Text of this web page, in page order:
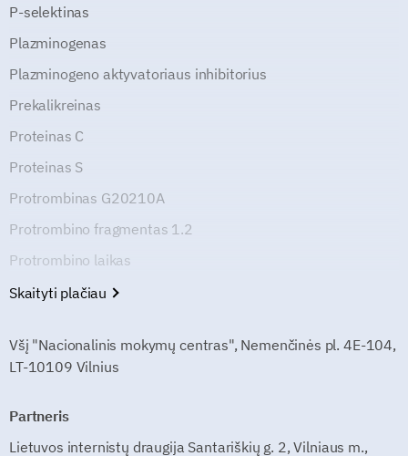
P-selektinas
Plazminogenas
Plazminogeno aktyvatoriaus inhibitorius
Prekalikreinas
Proteinas C
Proteinas S
Protrombinas G20210A
Protrombino fragmentas 1.2
Protrombino laikas
Skaityti plačiau
Všį "Nacionalinis mokymų centras", Nemenčinės pl. 4E-104,
LT-10109 Vilnius
Partneris
Lietuvos internistų draugija Santariškių g. 2, Vilniaus m.,